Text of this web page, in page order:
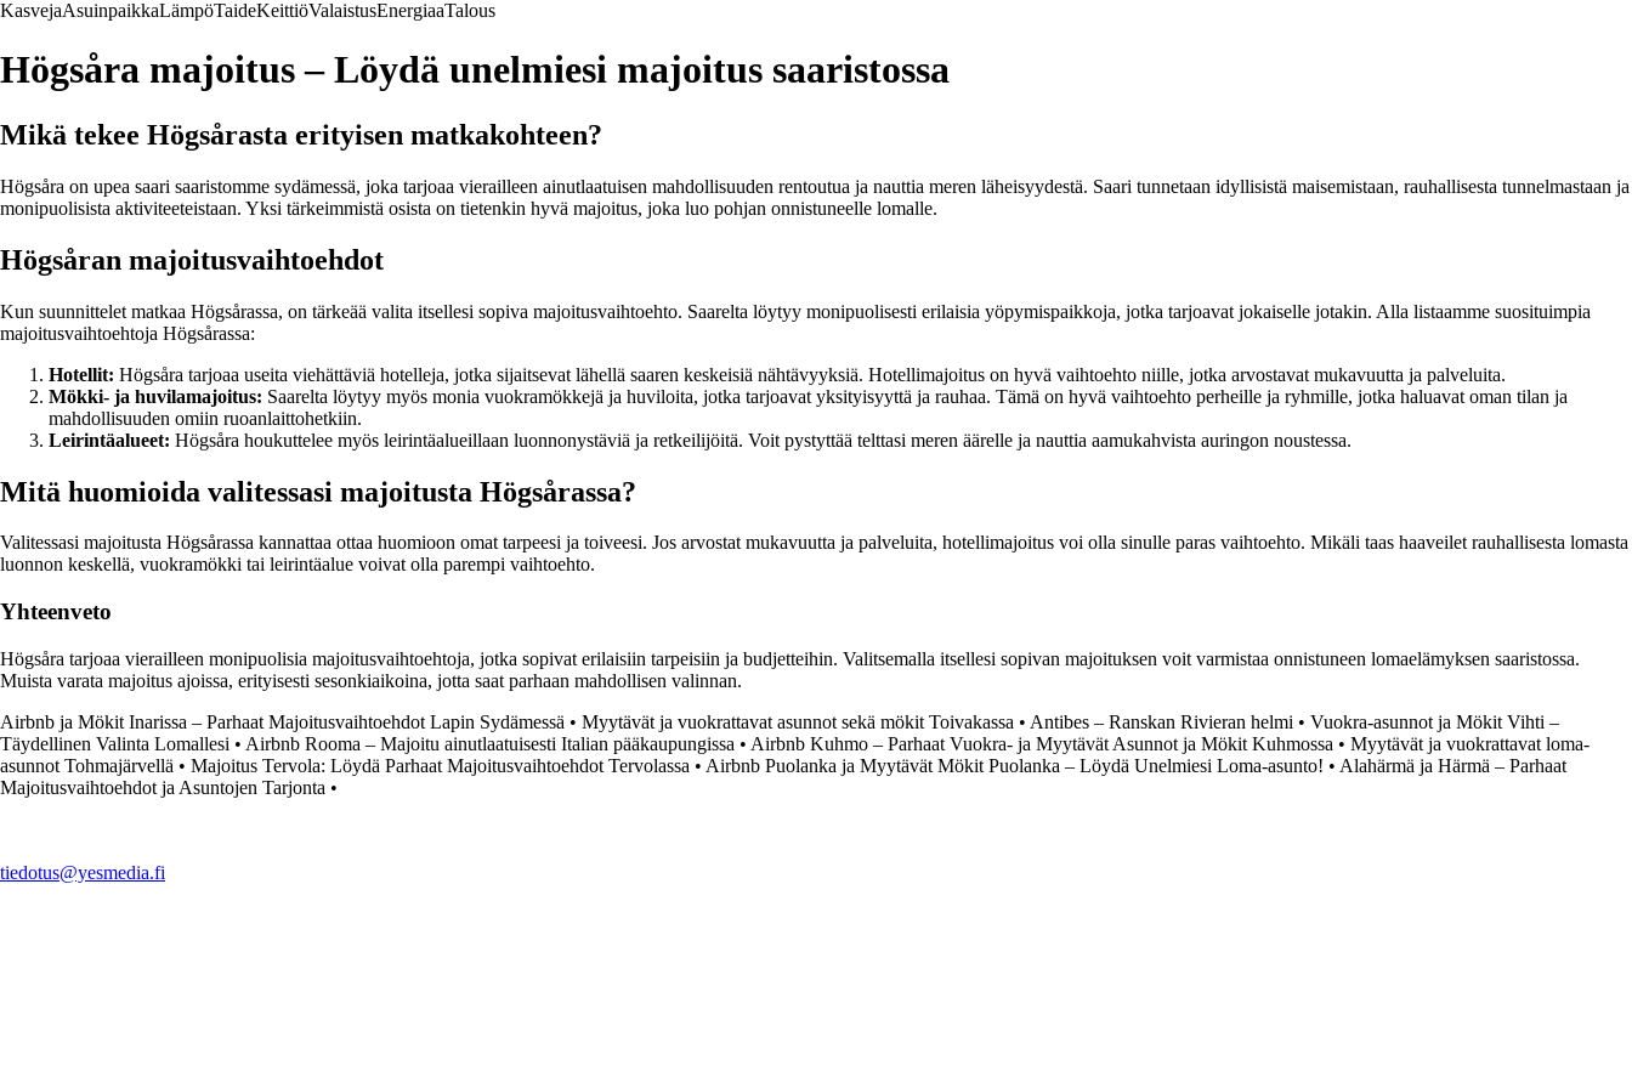
KasvejaAsuinpaikkaLämpöTaideKeittiöValaistusEnergiaaTalous
Högsåra majoitus – Löydä unelmiesi majoitus saaristossa
Mikä tekee Högsårasta erityisen matkakohteen?
Högsåra on upea saari saaristomme sydämessä, joka tarjoaa vierailleen ainutlaatuisen mahdollisuuden rentoutua ja nauttia meren läheisyydestä. Saari tunnetaan idyllisistä maisemistaan, rauhallisesta tunnelmastaan ja
monipuolisista aktiviteeteistaan. Yksi tärkeimmistä osista on tietenkin hyvä majoitus, joka luo pohjan onnistuneelle lomalle.
Högsåran majoitusvaihtoehdot
Kun suunnittelet matkaa Högsårassa, on tärkeää valita itsellesi sopiva majoitusvaihtoehto. Saarelta löytyy monipuolisesti erilaisia yöpymispaikkoja, jotka tarjoavat jokaiselle jotakin. Alla listaamme suosituimpia
majoitusvaihtoehtoja Högsårassa:
Hotellit: Högsåra tarjoaa useita viehättäviä hotelleja, jotka sijaitsevat lähellä saaren keskeisiä nähtävyyksiä. Hotellimajoitus on hyvä vaihtoehto niille, jotka arvostavat mukavuutta ja palveluita.
Mökki- ja huvilamajoitus: Saarelta löytyy myös monia vuokramökkejä ja huviloita, jotka tarjoavat yksityisyyttä ja rauhaa. Tämä on hyvä vaihtoehto perheille ja ryhmille, jotka haluavat oman tilan ja
mahdollisuuden omiin ruoanlaittohetkiin.
Leirintäalueet: Högsåra houkuttelee myös leirintäalueillaan luonnonystäviä ja retkeilijöitä. Voit pystyttää telttasi meren äärelle ja nauttia aamukahvista auringon noustessa.
Mitä huomioida valitessasi majoitusta Högsårassa?
Valitessasi majoitusta Högsårassa kannattaa ottaa huomioon omat tarpeesi ja toiveesi. Jos arvostat mukavuutta ja palveluita, hotellimajoitus voi olla sinulle paras vaihtoehto. Mikäli taas haaveilet rauhallisesta lomasta
luonnon keskellä, vuokramökki tai leirintäalue voivat olla parempi vaihtoehto.
Yhteenveto
Högsåra tarjoaa vierailleen monipuolisia majoitusvaihtoehtoja, jotka sopivat erilaisiin tarpeisiin ja budjetteihin. Valitsemalla itsellesi sopivan majoituksen voit varmistaa onnistuneen lomaelämyksen saaristossa.
Muista varata majoitus ajoissa, erityisesti sesonkiaikoina, jotta saat parhaan mahdollisen valinnan.
Airbnb ja Mökit Inarissa – Parhaat Majoitusvaihtoehdot Lapin Sydämessä • Myytävät ja vuokrattavat asunnot sekä mökit Toivakassa • Antibes – Ranskan Rivieran helmi • Vuokra-asunnot ja Mökit Vihti –
Täydellinen Valinta Lomallesi • Airbnb Rooma – Majoitu ainutlaatuisesti Italian pääkaupungissa • Airbnb Kuhmo – Parhaat Vuokra- ja Myytävät Asunnot ja Mökit Kuhmossa • Myytävät ja vuokrattavat loma-
asunnot Tohmajärvellä • Majoitus Tervola: Löydä Parhaat Majoitusvaihtoehdot Tervolassa • Airbnb Puolanka ja Myytävät Mökit Puolanka – Löydä Unelmiesi Loma-asunto! • Alahärmä ja Härmä – Parhaat
Majoitusvaihtoehdot ja Asuntojen Tarjonta •
tiedotus@yesmedia.fi